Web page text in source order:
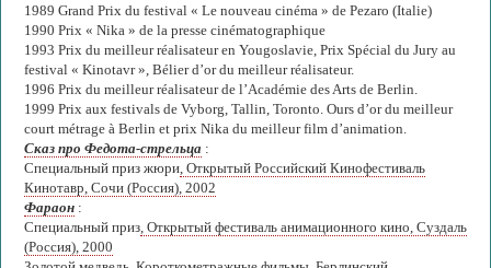
1989 Grand Prix du festival « Le nouveau cinéma » de Pezaro (Italie)
1990 Prix « Nika » de la presse cinématographique
1993 Prix du meilleur réalisateur en Yougoslavie, Prix Spécial du Jury au
festival « Kinotavr », Bélier d’or du meilleur réalisateur.
1996 Prix du meilleur réalisateur de l’Académie des Arts de Berlin.
1999 Prix aux festivals de Vyborg, Tallin, Toronto. Ours d’or du meilleur
court métrage à Berlin et prix Nika du meilleur film d’animation.
Сказ про Федота-стрельца :
Специальный приз жюри , Открытый Российский Кинофестиваль
Кинотавр, Сочи (Россия), 2002
Фараон :
Специальный приз , Открытый фестиваль анимационного кино, Суздаль
(Россия), 2000